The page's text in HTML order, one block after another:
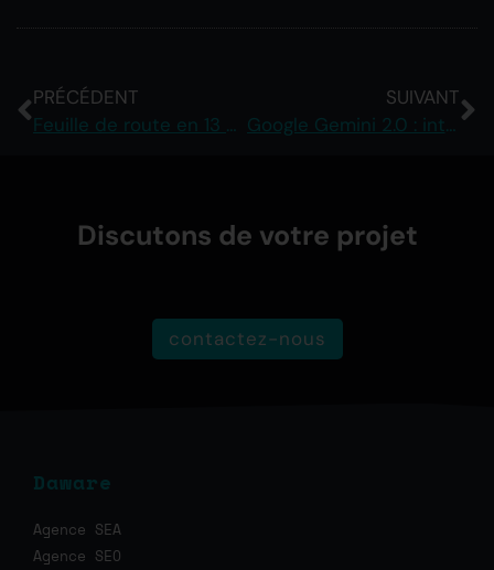
PRÉCÉDENT
Feuille de route en 13 points pour prospérer à l’ère de la recherche par IA
SUIVANT
Google Gemini 2.0 : intégration prochaine dans la recherche et les aperçus d’IA
Discutons de votre projet
contactez-nous
Daware
Agence SEA
Agence SEO